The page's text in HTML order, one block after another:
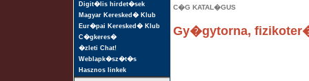
Digit�lis hirdet�sek
Magyar Keresked� Klub
Eur�pai Keresked� Klub
C�gkeres�
�zleti Chat!
Weblapk�sz�t�s
Hasznos linkek
C�G KATAL�GUS
Gy�gytorna,